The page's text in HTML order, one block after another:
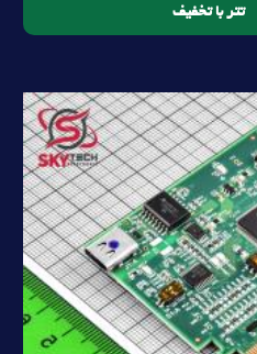
تتر با تخفیف